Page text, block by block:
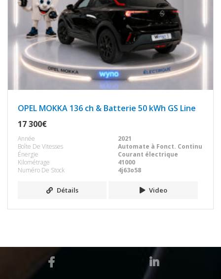
OPEL MOKKA 136 ch & Batterie 50 kWh GS Line
17 300€
Année
2021
Boîte De Vitesses
Automate à Fonct. Continu
Énergie
Courant électrique
Kilométrage
41000
Numéro De Stock
4j63o58
Détails Video